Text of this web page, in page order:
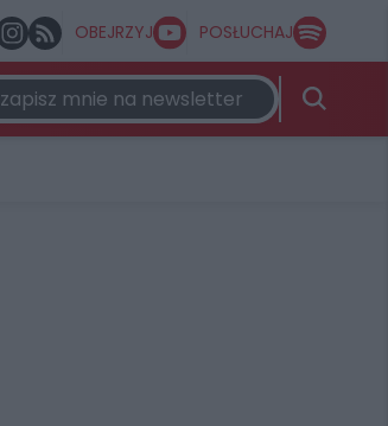
OBEJRZYJ POSŁUCHAJ
zapisz mnie na newsletter